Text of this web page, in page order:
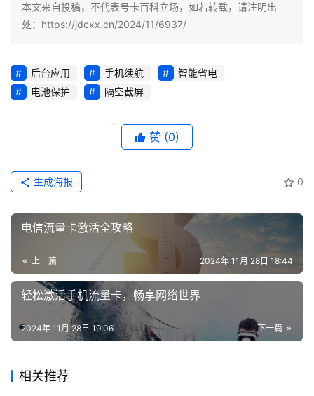
本文来自投稿，不代表号卡百科立场，如若转载，请注明出
处：https://jdcxx.cn/2024/11/6937/
后台应用 手机续航
智能省电
电池保护
隔空截屏
赞 (0)
0
生成海报
电信流量卡激活全攻略
上一篇 2024年 11月 28日 18:44
轻松激活手机流量卡，畅享网络世界
下一篇
2024年 11月 28日 19:06
相关推荐